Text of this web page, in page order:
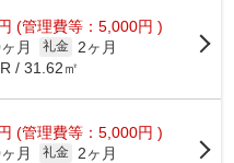
(管理費等：5,000円 )
月 礼金
2ヶ月
/ 31.62㎡
(管理費等：5,000円 )
月 礼金
2ヶ月